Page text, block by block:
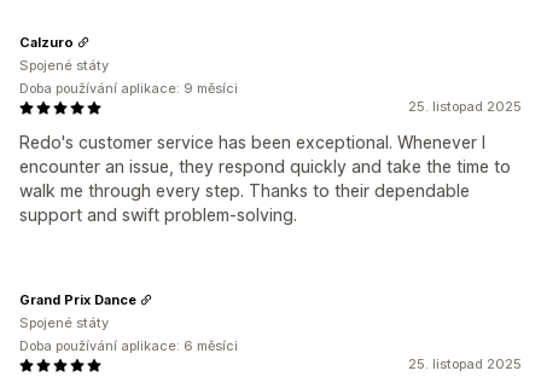
25. listopad 2025
Redo's customer service has been exceptional. Whenever I
encounter an issue, they respond quickly and take the time to
walk me through every step. Thanks to their dependable
support and swift problem-solving.
Calzuro
Spojené státy
Doba používání aplikace: 9 měsíci
25. listopad 2025
Grand Prix Dance
Spojené státy
Doba používání aplikace: 6 měsíci